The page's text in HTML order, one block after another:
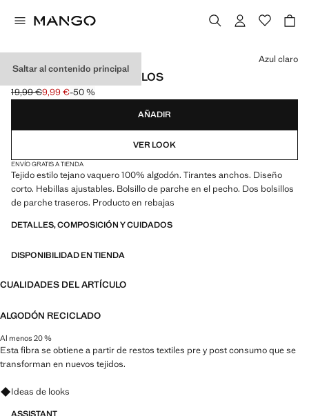
Saltar al contenido principal
PETO VAQUERO BOLSILLOS
Precio inicial tachado [19,99 € ]
19,99 €
Precio actual [9,99 € ]
9,99 €-50 %
Selecciona un color
Azul claro
AÑADIR
VER LOOK
ENVÍO GRATIS A TIENDA
Tejido estilo tejano vaquero 100% algodón. Tirantes anchos. Diseño
corto. Hebillas ajustables. Bolsillo de parche en el pecho. Dos bolsillos
de parche traseros. Producto en rebajas
DETALLES, COMPOSICIÓN Y CUIDADOS
DISPONIBILIDAD EN TIENDA
CUALIDADES DEL ARTÍCULO
ALGODÓN RECICLADO
Al menos 20 %
Esta fibra se obtiene a partir de restos textiles pre y post consumo que se
transforman en nuevos tejidos.
Pregunta por looks, prendas y tendencias
Ideas de looks
ASSISTANT